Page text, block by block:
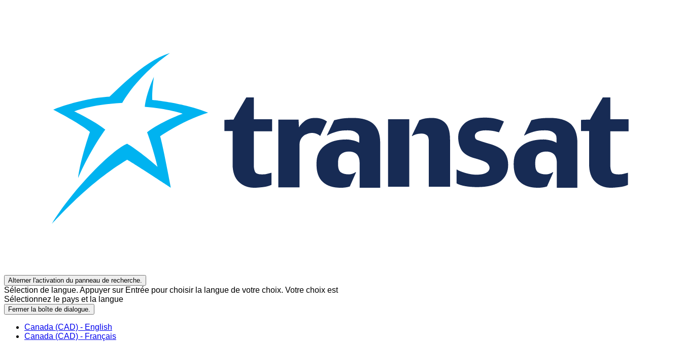
Alterner l'activation du panneau de recherche.
Sélection de langue. Appuyer sur Entrée pour choisir la langue de votre choix. Votre choix est
Sélectionnez le pays et la langue
Fermer la boîte de dialogue.
Canada (CAD) - English
Canada (CAD) - Français